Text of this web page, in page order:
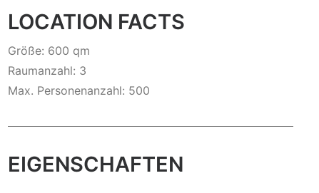
LOCATION FACTS
Größe: 600 qm
Raumanzahl: 3
Max. Personenanzahl: 500
EIGENSCHAFTEN